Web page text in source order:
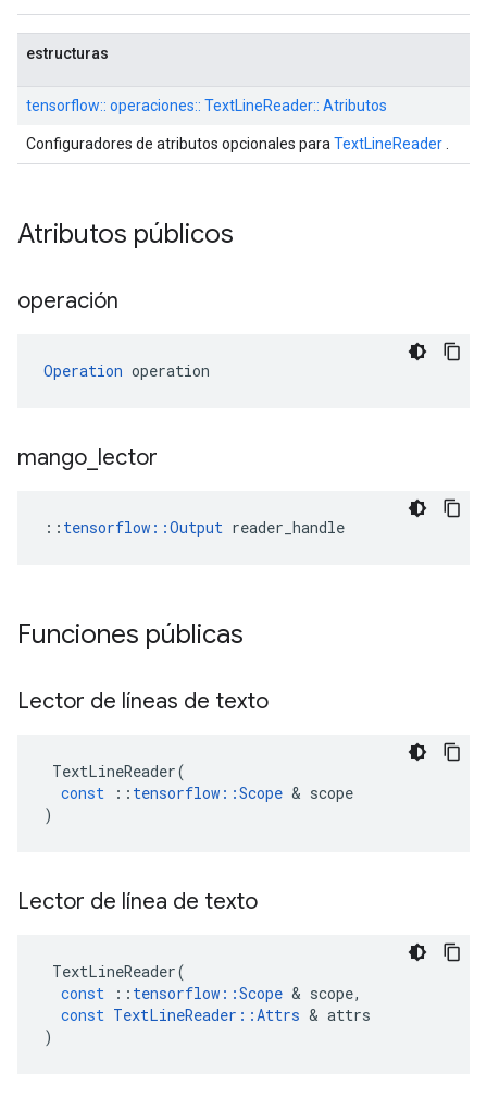
estructuras
tensorflow:: operaciones:: TextLineReader:: Atributos
Configuradores de atributos opcionales para TextLineReader
Atributos públicos
operación
Operation operation
mango lector
:: tensorflow::Output reader_handle
Funciones públicas
Lector de líneas de texto
TextLineReader(
const
:: tensorflow ::Scope & scope
)
Lector de línea de texto
TextLineReader(
const
:: tensorflow ::Scope & scope,
const TextLineReader ::Attrs & attrs
)